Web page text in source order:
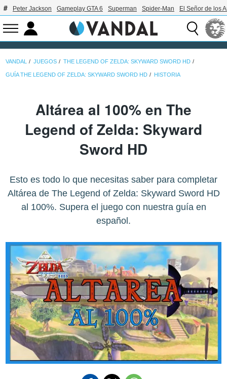
Peter Jackson Gameplay GTA 6 Superman Spider-Man El Señor de los
VANDAL JUEGOS THE LEGEND OF ZELDA: SKYWARD SWORD HD
GUÍA THE LEGEND OF ZELDA: SKYWARD SWORD HD HISTORIA
Altárea al 100% en The
Legend of Zelda: Skyward
Sword HD
Esto es todo lo que necesitas saber para completar
Altárea de The Legend of Zelda: Skyward Sword HD
al 100%. Supera el juego con nuestra guía en
español.